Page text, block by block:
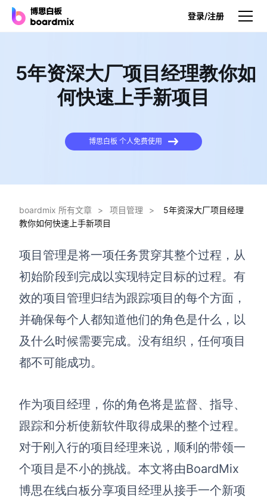
登录/注册
产品
博思白板
博思白板SDK
博思白板离线版
博思设计
一体化产品设计工具
博思AIPPT
AI生成PPT，支持在线编辑
资源与下载
博思白板boardmix
下载
5年资深大厂项目经理教你如
何快速上手新项目
博思白板 个人免费使用
boardmix 所有文章 > 项目管理 >
5年资深大厂项目经理
教你如何快速上手新项目
项目管理是将一项任务贯穿其整个过程，从
初始阶段到完成以实现特定目标的过程。有
效的项目管理归结为跟踪项目的每个方面，
并确保每个人都知道他们的角色是什么，以
及什么时候需要完成。没有组织，任何项目
都不可能成功。
作为项目经理，你的角色将是监督、指导、
跟踪和分析使新软件取得成果的整个过程。
对于刚入行的项目经理来说，顺利的带领一
个项目是不小的挑战。本文将由BoardMix
博思在线白板分享项目经理从接手一个新项